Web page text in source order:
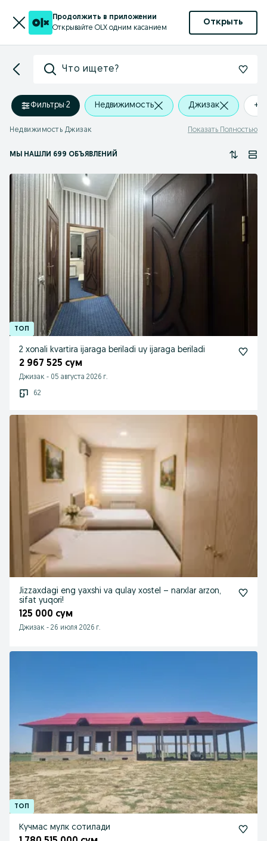
Продолжить в приложении
Открывайте OLX одним касанием
Открыть
Что ищете?
Фильтры·2 Недвижимость Джизак +0
Недвижимость Джизак Показать Полностью
МЫ НАШЛИ 699 ОБЪЯВЛЕНИЙ
2 xonali kvartira ijaraga beriladi uy ijaraga beriladi
2 967 525 сум
Джизак - 05 августа 2026 г.
62
Jizzaxdagi eng yaxshi va qulay xostel – narxlar arzon,
sifat yuqori!
125 000 сум
Джизак - 26 июля 2026 г.
Кучмас мулк сотилади